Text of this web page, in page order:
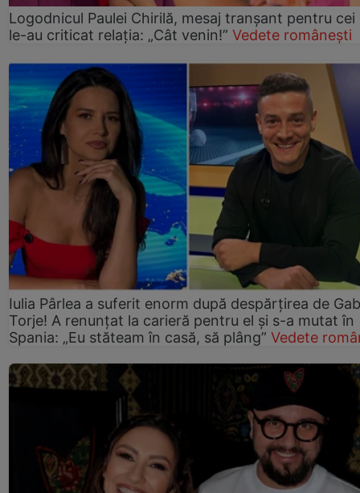
Logodnicul Paulei Chirilă, mesaj tranșant pentru cei
le-au criticat relația: „Cât venin!” Vedete românești
Iulia Pârlea a suferit enorm după despărțirea de
Torje! A renunțat la carieră pentru el și s-a mutat în
Spania: „Eu stăteam în casă, să plâng” Vedete